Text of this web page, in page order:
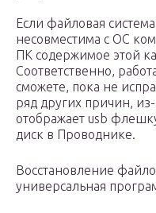
Если файловая
несовместима с ОС
ПК содержимое этой
Соответственно,
сможете, пока не
ряд других причин,
отображает usb
диск в Проводнике.
Восстановление
универсальная